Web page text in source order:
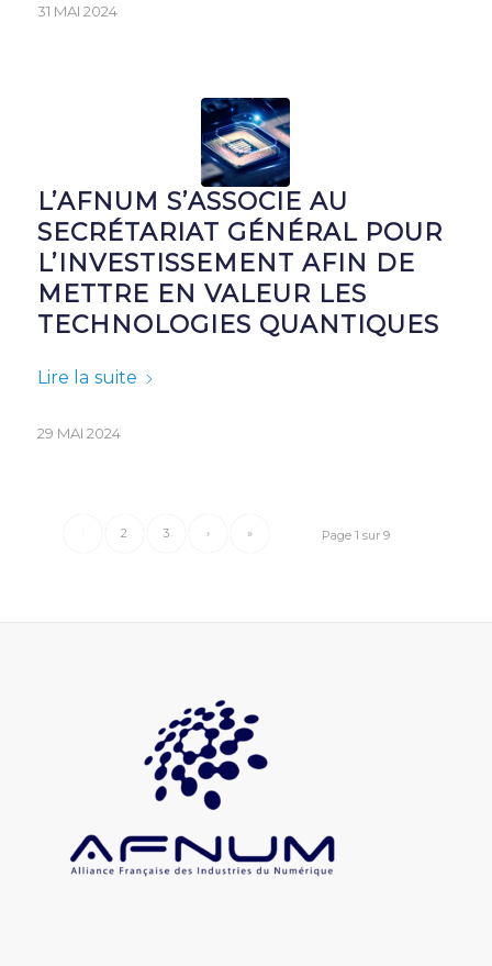
31 MAI 2024
L’AFNUM S’ASSOCIE AU
SECRÉTARIAT GÉNÉRAL POUR
L’INVESTISSEMENT AFIN DE
METTRE EN VALEUR LES
TECHNOLOGIES QUANTIQUES
Lire la suite
29 MAI 2024
Page 1 sur 9
2 3 › »